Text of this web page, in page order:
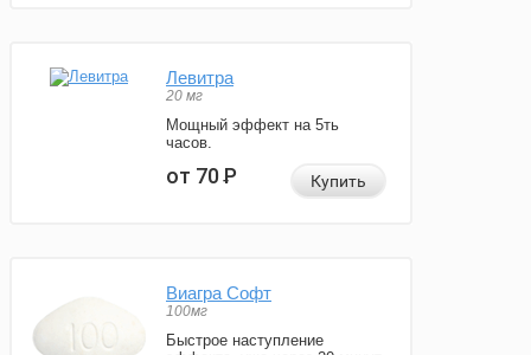
Левитра
20 мг
Мощный эффект на 5ть
часов.
от 70Р Купить
Виагра Софт
100мг
Быстрое наступление